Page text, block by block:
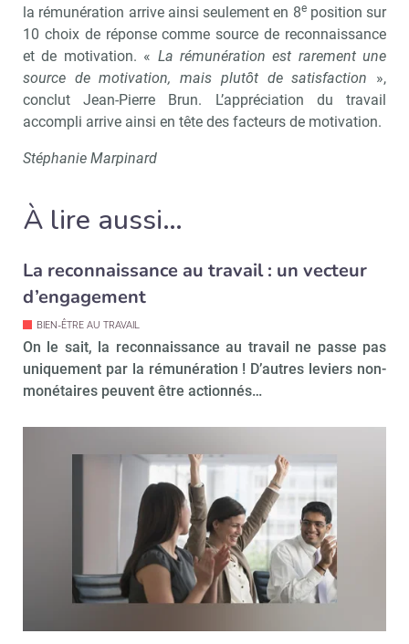
la rémunération arrive ainsi seulement en 8eposition sur
10 choix de réponse comme source de reconnaissance
et de motivation. « La rémunération est rarement une
source de motivation, mais plutôt de satisfaction »,
conclut Jean-Pierre Brun. L’appréciation du travail
accompli arrive ainsi en tête des facteurs de motivation.
Stéphanie Marpinard
À lire aussi…
La reconnaissance au travail : un vecteur
d’engagement
BIEN-ÊTRE AU TRAVAIL
On le sait, la reconnaissance au travail ne passe pas
uniquement par la rémunération ! D’autres leviers non-
monétaires peuvent être actionnés…
Recevoir RH Matin Abonnez-
!
tard